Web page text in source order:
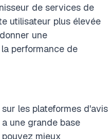
de services de
utilisateur plus élevée
une
performance de
les plateformes d'avis
une grande base
mieux